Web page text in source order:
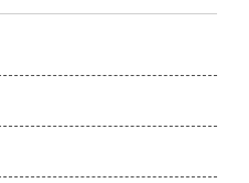
際は「①食物繊維 →
」の順に食べ、血